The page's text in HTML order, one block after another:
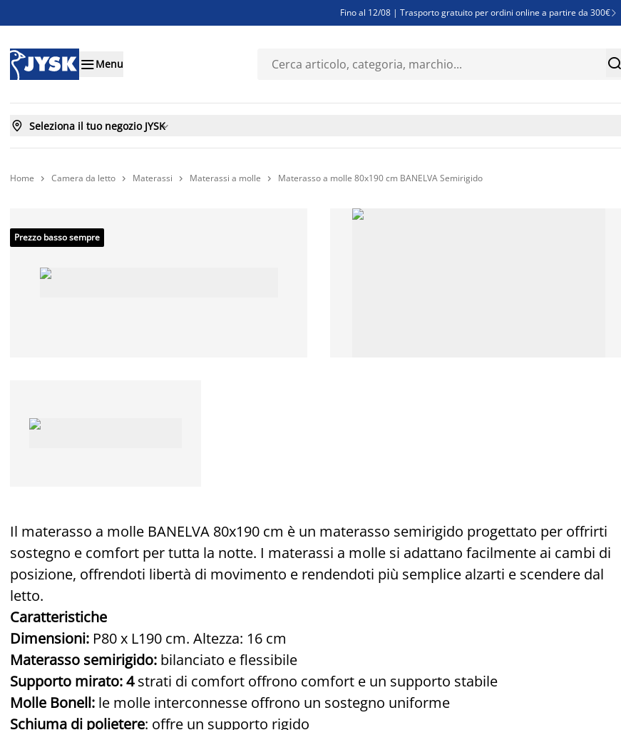
Fino al 12/08 | Trasporto gratuito per ordini online a partire da 300€ 
Finanziamenti - Scegli il piano di rimborso più adatto a te
Menu 
 Seleziona il tuo negozio JYSK
Home  Camera da letto  Materassi  Materassi a molle  Materasso a molle 80x190 cm BANELVA Semirigido
Prezzo basso sempre
Il materasso a molle BANELVA 80x190 cm è un materasso semirigido progettato per offrirti
sostegno e comfort per tutta la notte. I materassi a molle si adattano facilmente ai cambi di
posizione, offrendoti libertà di movimento e rendendoti più semplice alzarti e scendere dal
letto.
Caratteristiche
Dimensioni: P80 x L190 cm. Altezza: 16 cm
Materasso semirigido: bilanciato e flessibile
Supporto mirato: 4strati di comfort offrono comfort e un supporto stabile
Molle Bonell: le molle interconnesse offrono un sostegno uniforme
Schiuma di polietere: offre un supporto rigido